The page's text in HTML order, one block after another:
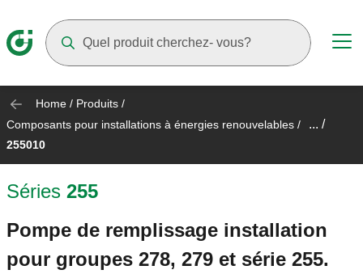
Home / Produits /
Composants pour installations à énergies renouvelables / ... /
255010
Séries 255
Pompe de remplissage installation
pour groupes 278, 279 et série 255.